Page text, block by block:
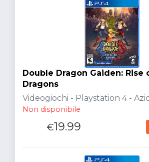
Double Dragon Gaiden: Rise
Dragons
Videogiochi - Playstation 4 -
Non disponibile
€19.99